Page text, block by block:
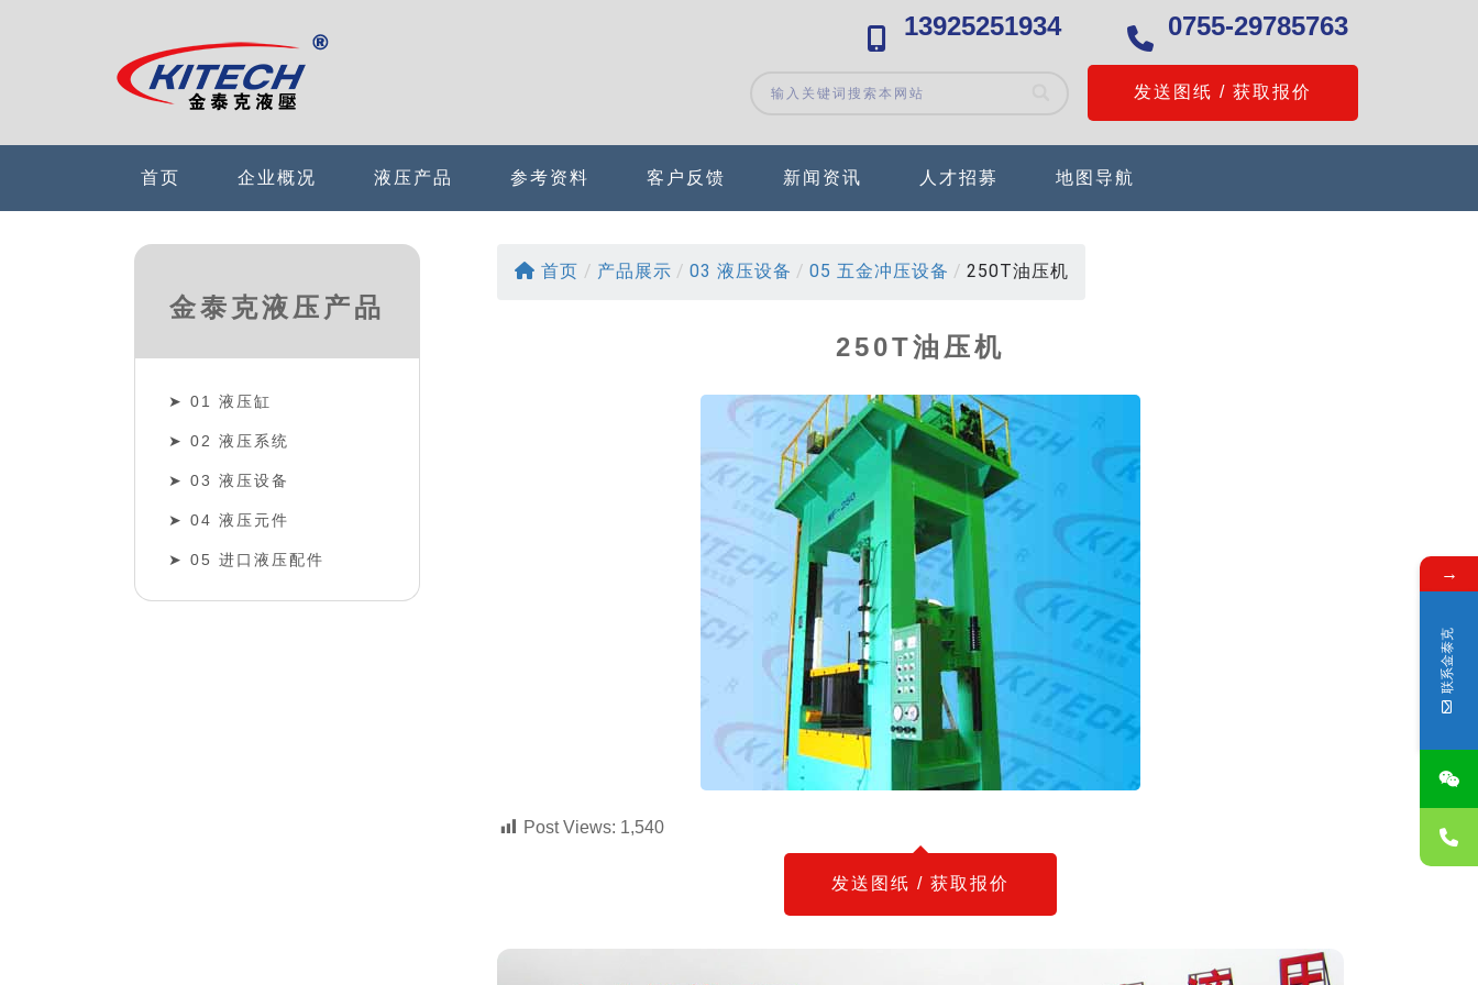
13925251934 0755-29785763
发送图纸 / 获取报价
首页 企业概况 液压产品 参考资料 客户反馈 新闻资讯 人才招募 地图导航
金泰克液压产品
01 液压缸
02 液压系统
03 液压设备
04 液压元件
05 进口液压配件
首页 / 产品展示 / 03 液压设备 / 05 五金冲压设备 / 250T油压机
250T油压机
Post Views: 1,540
发送图纸 / 获取报价
→
联系金泰克